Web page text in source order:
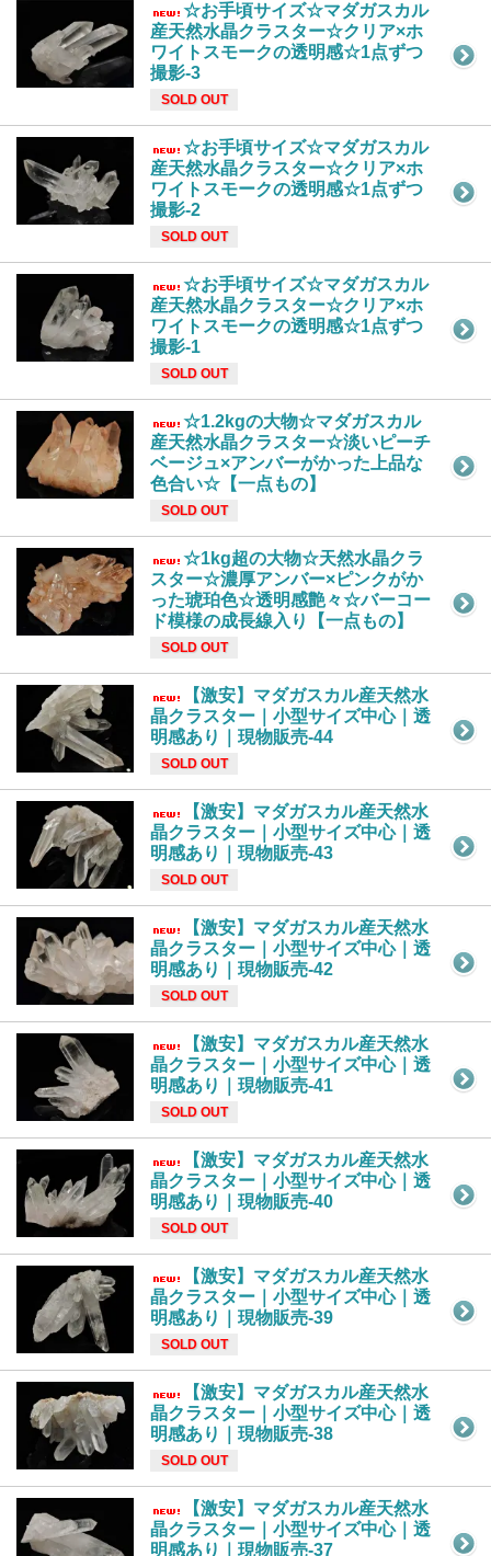
☆お手頃サイズ☆マダガスカル
産天然水晶クラスター☆クリア×ホ
ワイトスモークの透明感☆1点ずつ
撮影-3
SOLD OUT
☆お手頃サイズ☆マダガスカル
産天然水晶クラスター☆クリア×ホ
ワイトスモークの透明感☆1点ずつ
撮影-2
SOLD OUT
☆お手頃サイズ☆マダガスカル
産天然水晶クラスター☆クリア×ホ
ワイトスモークの透明感☆1点ずつ
撮影-1
SOLD OUT
☆1.2kgの大物☆マダガスカル
産天然水晶クラスター☆淡いピーチ
ベージュ×アンバーがかった上品な
色合い☆【一点もの】
SOLD OUT
☆1kg超の大物☆天然水晶クラ
スター☆濃厚アンバー×ピンクがか
った琥珀色☆透明感艶々☆バーコー
ド模様の成長線入り【一点もの】
SOLD OUT
【激安】マダガスカル産天然水
晶クラスター｜小型サイズ中心｜透
明感あり｜現物販売-44
SOLD OUT
【激安】マダガスカル産天然水
晶クラスター｜小型サイズ中心｜透
明感あり｜現物販売-43
SOLD OUT
【激安】マダガスカル産天然水
晶クラスター｜小型サイズ中心｜透
明感あり｜現物販売-42
SOLD OUT
【激安】マダガスカル産天然水
晶クラスター｜小型サイズ中心｜透
明感あり｜現物販売-41
SOLD OUT
【激安】マダガスカル産天然水
晶クラスター｜小型サイズ中心｜透
明感あり｜現物販売-40
SOLD OUT
【激安】マダガスカル産天然水
晶クラスター｜小型サイズ中心｜透
明感あり｜現物販売-39
SOLD OUT
【激安】マダガスカル産天然水
晶クラスター｜小型サイズ中心｜透
明感あり｜現物販売-38
SOLD OUT
【激安】マダガスカル産天然水
晶クラスター｜小型サイズ中心｜透
明感あり｜現物販売-37